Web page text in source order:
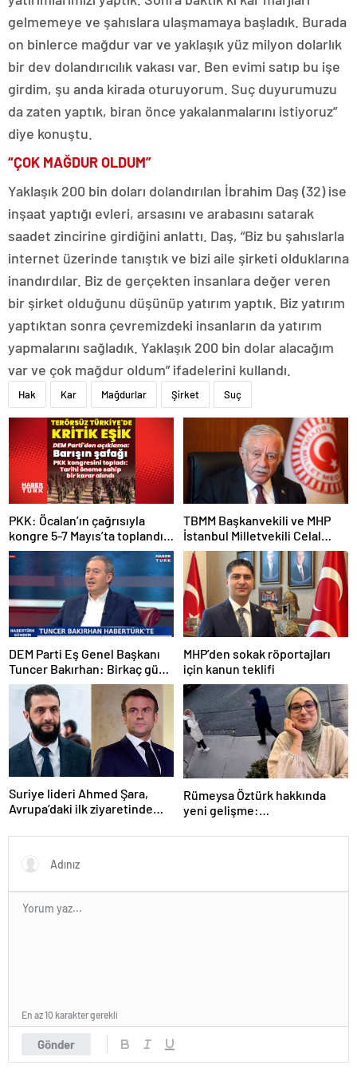
gelmemeye ve şahıslara ulaşmamaya başladık. Burada
on binlerce mağdur var ve yaklaşık yüz milyon dolarlık
bir dev dolandırıcılık vakası var. Ben evimi satıp bu işe
girdim, şu anda kirada oturuyorum. Suç duyurumuzu
da zaten yaptık, biran önce yakalanmalarını istiyoruz”
diye konuştu.
“ÇOK MAĞDUR OLDUM”
Yaklaşık 200 bin doları dolandırılan İbrahim Daş (32) ise
inşaat yaptığı evleri, arsasını ve arabasını satarak
saadet zincirine girdiğini anlattı. Daş, “Biz bu şahıslarla
internet üzerinde tanıştık ve bizi aile şirketi olduklarına
inandırdılar. Biz de gerçekten insanlara değer veren
bir şirket olduğunu düşünüp yatırım yaptık. Biz yatırım
yaptıktan sonra çevremizdeki insanların da yatırım
yapmalarını sağladık. Yaklaşık 200 bin dolar alacağım
var ve çok mağdur oldum” ifadelerini kullandı.
Hak Kar Mağdurlar Şirket Suç
PKK: Öcalan’ın çağrısıyla
kongre 5-7 Mayıs’ta toplandı!
Tarihi bir karar alındı!
TBMM Başkanvekili ve MHP
İstanbul Milletvekili Celal
Adan: Kan ve kin devri
kapanmıştır
DEM Parti Eş Genel Başkanı
Tuncer Bakırhan: Birkaç gün
içerisinde kongre kararları
açıklanacak
MHP’den sokak röportajları
için kanun teklifi
Suriye lideri Ahmed Şara,
Avrupa’daki ilk ziyaretinde
Rümeysa Öztürk hakkında
yeni gelişme:
geciktirilmemesini istedi
Gönder
En az 10 karakter gerekli